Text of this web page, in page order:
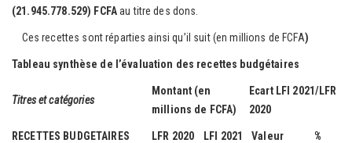
(21.945.778.529) FCFAau titre des dons.
Ces recettes sont réparties ainsi qu’il suit (en millions de FCFA)
Tableau synthèse de l’évaluation des recettes budgétaires
Titres et catégories
Montant (en
millions de FCFA)
Ecart LFI 2021/LFR
2020
RECETTES BUDGETAIRES LFR 2020 LFI 2021 Valeur %